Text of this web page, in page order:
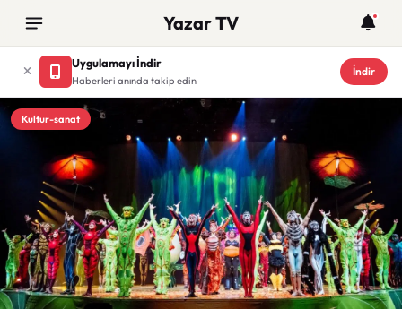
Yazar TV
Uygulamayı İndir
Haberleri anında takip edin
İndir
Kultur-sanat